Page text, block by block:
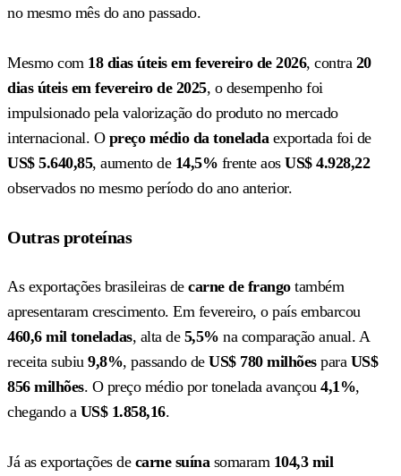
no mesmo mês do ano passado.
Mesmo com 18 dias úteis em fevereiro de 2026, contra 20
dias úteis em fevereiro de 2025, o desempenho foi
impulsionado pela valorização do produto no mercado
internacional. O preço médio da tonelada exportada foi de
US$ 5.640,85, aumento de 14,5% frente aos US$ 4.928,22
observados no mesmo período do ano anterior.
Outras proteínas
As exportações brasileiras de carne de frangotambém
apresentaram crescimento. Em fevereiro, o país embarcou
460,6 mil toneladas, alta de 5,5% na comparação anual. A
receita subiu 9,8%, passando de US$ 780 milhõespara US$
856 milhões. O preço médio por tonelada avançou 4,1%,
chegando a US$ 1.858,16.
Já as exportações de carne suína somaram 104,3 mil